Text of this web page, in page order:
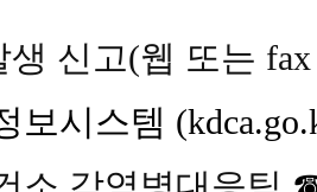
신고(웹 또는
보시스템